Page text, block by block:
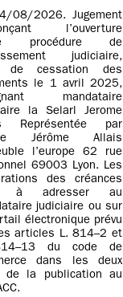
08/2026. Jugement
l’ouverture
procédure de
judiciaire,
de cessation des
le 1 avril 2025,
mandataire
la Selarl Jerome
Représentée par
Jérôme Allais
l’europe 62 rue
69003 Lyon. Les
des créances
à adresser au
judiciaire ou sur
électronique prévu
articles L. 814–2 et
du code de
dans les deux
de la publication au